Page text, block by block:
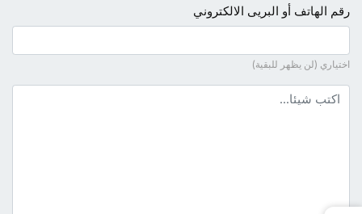
رقم الهاتف أو البريى الالكتروني
اختياري (لن يظهر للبقية)
نص التعليق